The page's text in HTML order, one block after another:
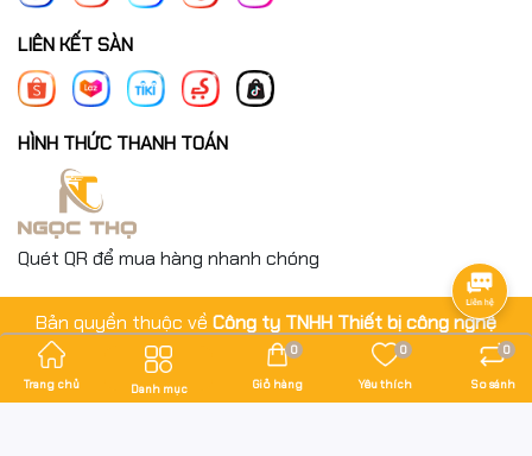
LIÊN KẾT SÀN
HÌNH THỨC THANH TOÁN
Quét QR để mua hàng nhanh chóng
Bản quyền thuộc về Công ty TNHH Thiết bị công nghệ
Ngọc Thọ
Cung cấp bởiSapo
Trang chủ Danh mục Giỏ hàng
0
Yêu thích
0
So sánh
0